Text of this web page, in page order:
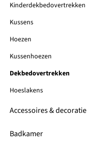
Kinderdekbedovertrekken
Kussens
Hoezen
Kussenhoezen
Dekbedovertrekken
Hoeslakens
Accessoires & decoratie
Badkamer